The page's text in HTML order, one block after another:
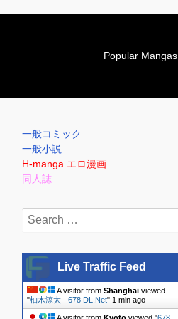
S
p
o
Popular Mangas
一般コミック
一般小説
H-manga エロ漫画
同人誌
Search
Live Traffic Feed
A visitor from Shanghaiviewed
"柚木涼太 - 678 DL.Net" 2 mins ago